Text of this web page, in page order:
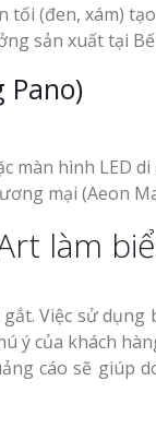
tối (đen, xám)
sản xuất tại
màn hình LED di
mại (Aeon
làm
Việc sử
ý của khách
cáo sẽ giúp